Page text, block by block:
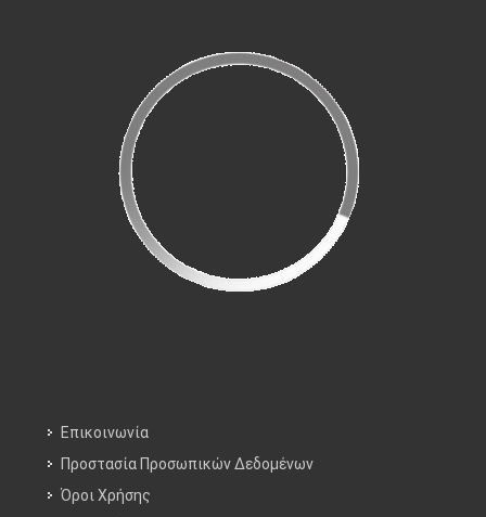
Επικοινωνία
Προστασία Προσωπικών Δεδομένων
Όροι Χρήσης